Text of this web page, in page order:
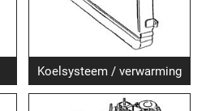
Koelsysteem / verwarming